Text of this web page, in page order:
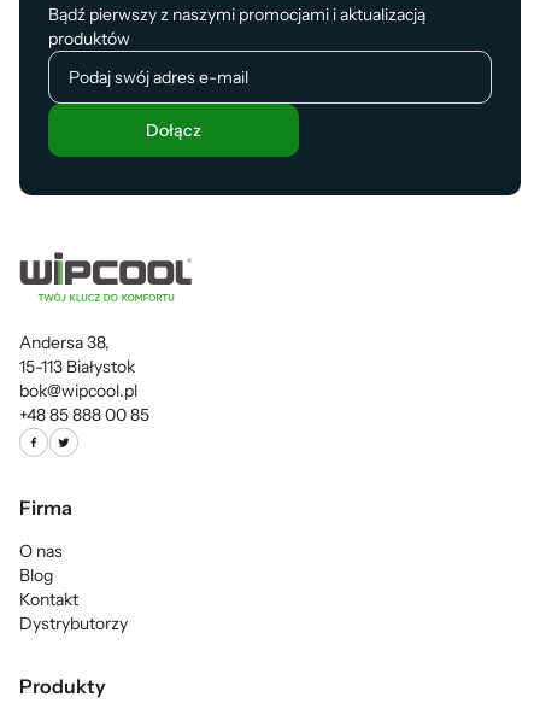
Bądź pierwszy z naszymi promocjami i aktualizacją
produktów
Dołącz
Andersa 38,
15-113 Białystok
bok@wipcool.pl
+48 85 888 00 85
Firma
O nas
Blog
Kontakt
Dystrybutorzy
Produkty